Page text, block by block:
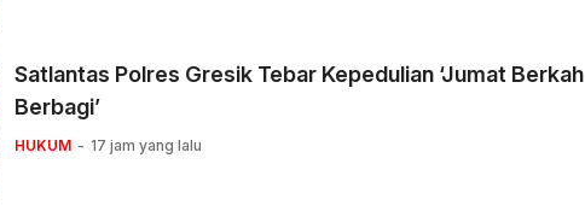
Satlantas Polres Gresik Tebar Kepedulian ‘Jumat Berkah
Berbagi’
HUKUM 17 jam yang lalu